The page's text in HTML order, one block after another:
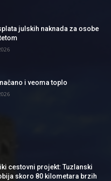
julskih naknada za osobe
i veoma toplo
cestovni projekt: Tuzlanski
skoro 80 kilometara brzih